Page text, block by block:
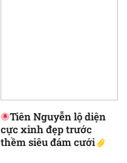
Tiên Nguyễn lộ diện
cực xinh đẹp trước
thềm siêu đám cưới